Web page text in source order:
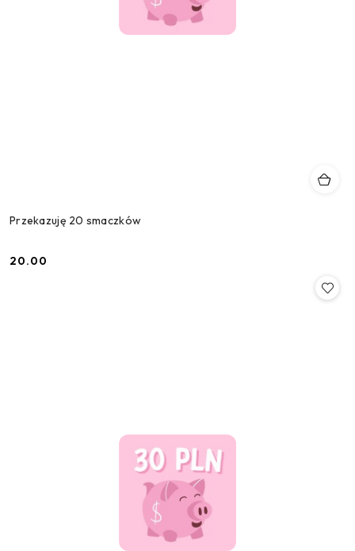
Przekazuję 20 smaczków
Cena:
20.00